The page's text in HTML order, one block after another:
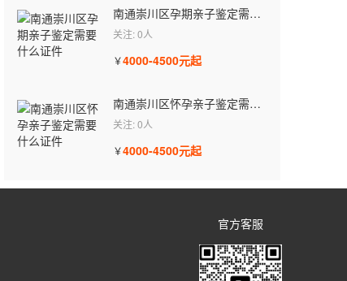
南通崇川区孕期亲子鉴定需要什么证件
关注: 0人
￥4000-4500元起
南通崇川区怀孕亲子鉴定需要什么证件
关注: 0人
￥4000-4500元起
官方客服